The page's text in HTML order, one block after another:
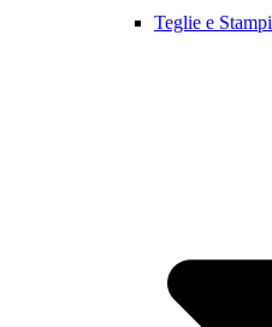
Teglie e Stampi